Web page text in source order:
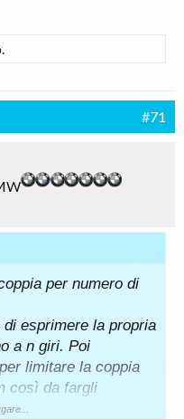
massima è sempre
giri/minuto anche
#71
per numero di
esprimere la propria
a n giri. Poi
limitare la coppia
così da fargli